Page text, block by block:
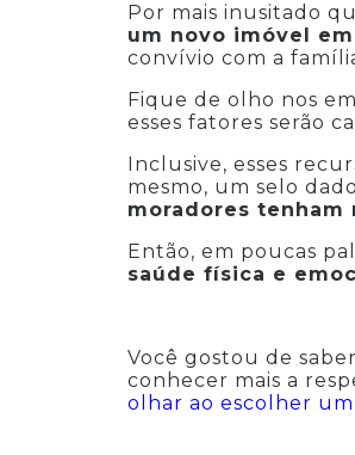
Por mais inusitado
um novo imóvel
convívio com a
Fique de olho nos
esses fatores serão
Inclusive, esses
mesmo, um selo
moradores
Então, em poucas
saúde física e
Você gostou de
conhecer mais a
olhar ao escolher